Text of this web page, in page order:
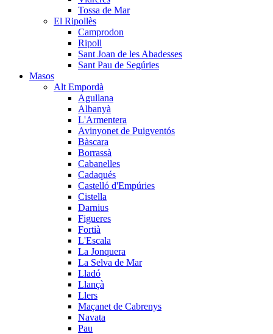
Tossa de Mar
El Ripollès
Camprodon
Ripoll
Sant Joan de les Abadesses
Sant Pau de Segúries
Masos
Alt Empordà
Agullana
Albanyà
L'Armentera
Avinyonet de Puigventós
Bàscara
Borrassà
Cabanelles
Cadaqués
Castelló d'Empúries
Cistella
Darnius
Figueres
Fortià
L'Escala
La Jonquera
La Selva de Mar
Lladó
Llançà
Llers
Maçanet de Cabrenys
Navata
Pau